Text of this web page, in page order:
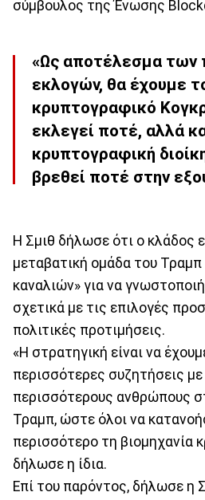
σύμβουλος της Ένωσης
«Ως αποτέλεσμα των
εκλογών, θα έχουμε
κρυπτογραφικό
εκλεγεί ποτέ, αλλά
κρυπτογραφική
βρεθεί ποτέ στην
Η Σμιθ δήλωσε ότι ο κλάδος
μεταβατική ομάδα του
καναλιών» για να
σχετικά με τις επιλογές
πολιτικές προτιμήσεις.
«Η στρατηγική είναι να
περισσότερες συζητήσεις
περισσότερους ανθρώπους
Τραμπ, ώστε όλοι να
περισσότερο τη βιομηχανία
δήλωσε η ίδια.
Επί του παρόντος, δήλωσε η